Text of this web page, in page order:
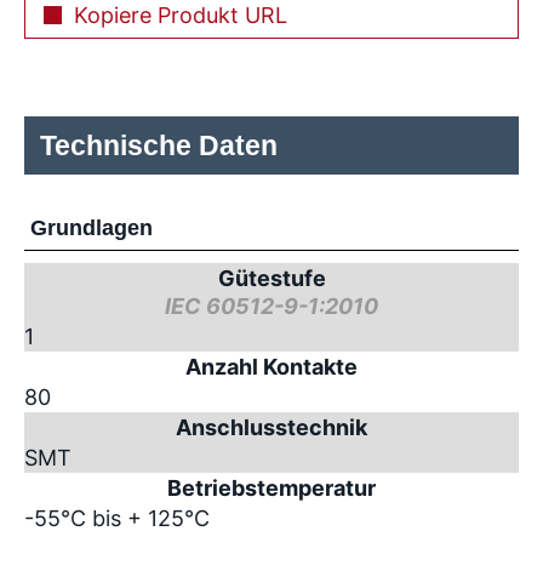
Kopiere Produkt URL
Technische Daten
Grundlagen
Gütestufe
IEC 60512-9-1:2010
1
Anzahl Kontakte
80
Anschlusstechnik
SMT
Betriebstemperatur
-55°C bis + 125°C